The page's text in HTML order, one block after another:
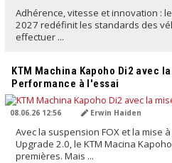
Adhérence, vitesse et innovation :
2027 redéfinit les standards des
effectuer ...
KTM Machina Kapoho Di2 avec
Performance à l'essai
08.06.26 12:56 Erwin Haiden
Avec la suspension FOX et la mise
Upgrade 2.0, le KTM Macina
premières. Mais ...